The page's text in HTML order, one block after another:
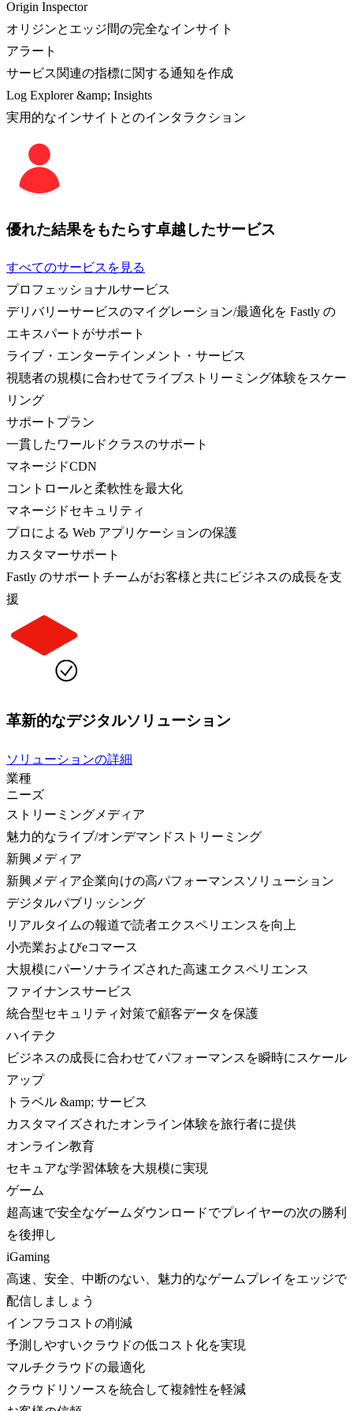
Origin Inspector
オリジンとエッジ間の完全なインサイト
アラート
サービス関連の指標に関する通知を作成
Log Explorer &amp; Insights
実用的なインサイトとのインタラクション
優れた結果をもたらす卓越したサービス
すべてのサービスを見る
プロフェッショナルサービス
デリバリーサービスのマイグレーション/最適化を Fastly の
エキスパートがサポート
ライブ・エンターテインメント・サービス
視聴者の規模に合わせてライブストリーミング体験をスケー
リング
サポートプラン
一貫したワールドクラスのサポート
マネージドCDN
コントロールと柔軟性を最大化
マネージドセキュリティ
プロによる Web アプリケーションの保護
カスタマーサポート
Fastly のサポートチームがお客様と共にビジネスの成長を支
援
革新的なデジタルソリューション
ソリューションの詳細
業種
ニーズ
ストリーミングメディア
魅力的なライブ/オンデマンドストリーミング
新興メディア
新興メディア企業向けの高パフォーマンスソリューション
デジタルパブリッシング
リアルタイムの報道で読者エクスペリエンスを向上
小売業およびeコマース
大規模にパーソナライズされた高速エクスペリエンス
ファイナンスサービス
統合型セキュリティ対策で顧客データを保護
ハイテク
ビジネスの成長に合わせてパフォーマンスを瞬時にスケール
アップ
トラベル &amp; サービス
カスタマイズされたオンライン体験を旅行者に提供
オンライン教育
セキュアな学習体験を大規模に実現
ゲーム
超高速で安全なゲームダウンロードでプレイヤーの次の勝利
を後押し
iGaming
高速、安全、中断のない、魅力的なゲームプレイをエッジで
配信しましょう
インフラコストの削減
予測しやすいクラウドの低コスト化を実現
マルチクラウドの最適化
クラウドリソースを統合して複雑性を軽減